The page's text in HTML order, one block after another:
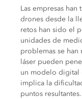
Las empresas
drones desde la
retos han sido el
unidades de
problemas se han
láser pueden
un modelo digital
implica la
puntos